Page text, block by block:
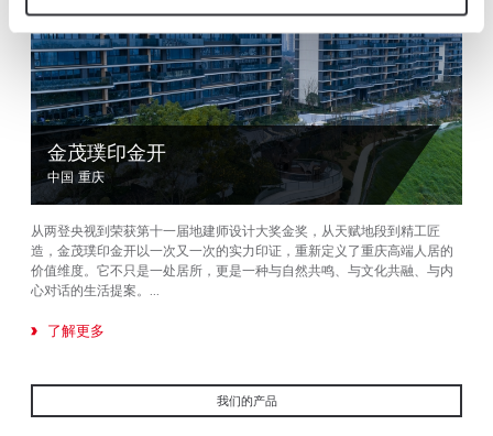
金茂璞印金开
中国 重庆
从两登央视到荣获第十一届地建师设计大奖金奖，从天赋地段到精工匠
造，金茂璞印金开以一次又一次的实力印证，重新定义了重庆高端人居的
价值维度。它不只是一处居所，更是一种与自然共鸣、与文化共融、与内
心对话的生活提案。...
了解更多
我们的产品